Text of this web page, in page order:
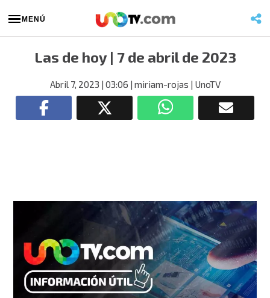
MENÚ
Las de hoy | 7 de abril de 2023
Abril 7, 2023 | 03:06 | miriam-rojas | UnoTV